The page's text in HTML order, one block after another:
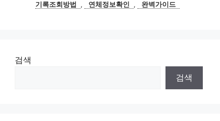
기록조회방법
, 연체정보확인 , 완벽가이드
검색
검색